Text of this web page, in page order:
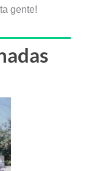
gente!